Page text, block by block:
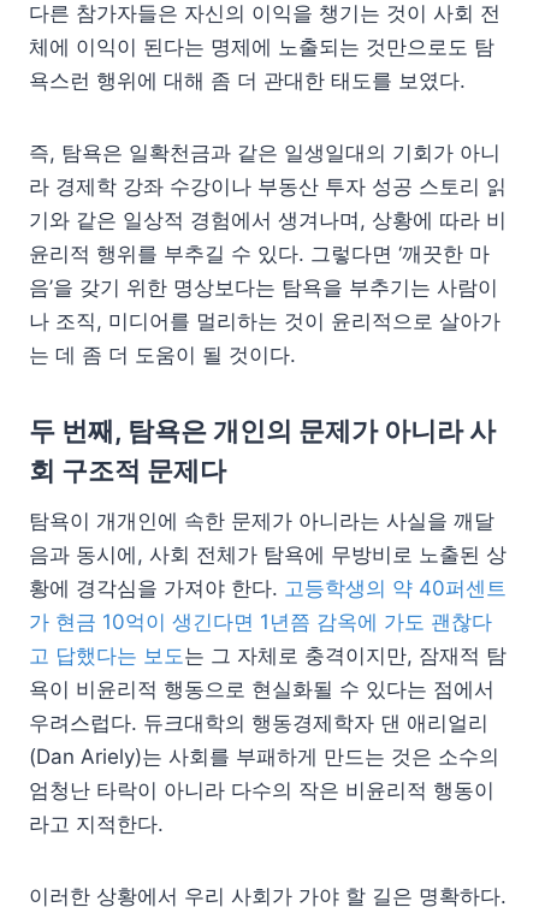
다른 참가자들은 자신의 이익을 챙기는 것이 사회 전
체에 이익이 된다는 명제에 노출되는 것만으로도 탐
욕스런 행위에 대해 좀 더 관대한 태도를 보였다.
즉, 탐욕은 일확천금과 같은 일생일대의 기회가 아니
라 경제학 강좌 수강이나 부동산 투자 성공 스토리 읽
기와 같은 일상적 경험에서 생겨나며, 상황에 따라 비
윤리적 행위를 부추길 수 있다. 그렇다면 ‘깨끗한 마
음’을 갖기 위한 명상보다는 탐욕을 부추기는 사람이
나 조직, 미디어를 멀리하는 것이 윤리적으로 살아가
는 데 좀 더 도움이 될 것이다.
두 번째, 탐욕은 개인의 문제가 아니라 사
회 구조적 문제다
탐욕이 개개인에 속한 문제가 아니라는 사실을 깨달
음과 동시에, 사회 전체가 탐욕에 무방비로 노출된 상
황에 경각심을 가져야 한다. 고등학생의 약 40퍼센트
가 현금 10억이 생긴다면 1년쯤 감옥에 가도 괜찮다
고 답했다는 보도는 그 자체로 충격이지만, 잠재적 탐
욕이 비윤리적 행동으로 현실화될 수 있다는 점에서
우려스럽다. 듀크대학의 행동경제학자 댄 애리얼리
(Dan Ariely)는 사회를 부패하게 만드는 것은 소수의
엄청난 타락이 아니라 다수의 작은 비윤리적 행동이
라고 지적한다.
이러한 상황에서 우리 사회가 가야 할 길은 명확하다.